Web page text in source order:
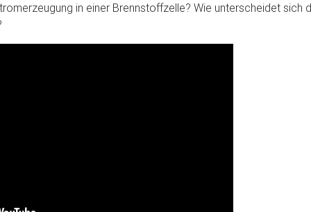
in einer Brennstoffzelle? Wie unterscheidet